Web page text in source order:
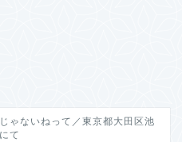
ゃないねって／東京都大田区池
て